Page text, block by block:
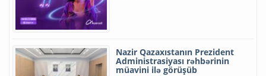
Nazir Qazaxıstanın Prezident
Administrasiyası rəhbərinin
müavini ilə görüşüb